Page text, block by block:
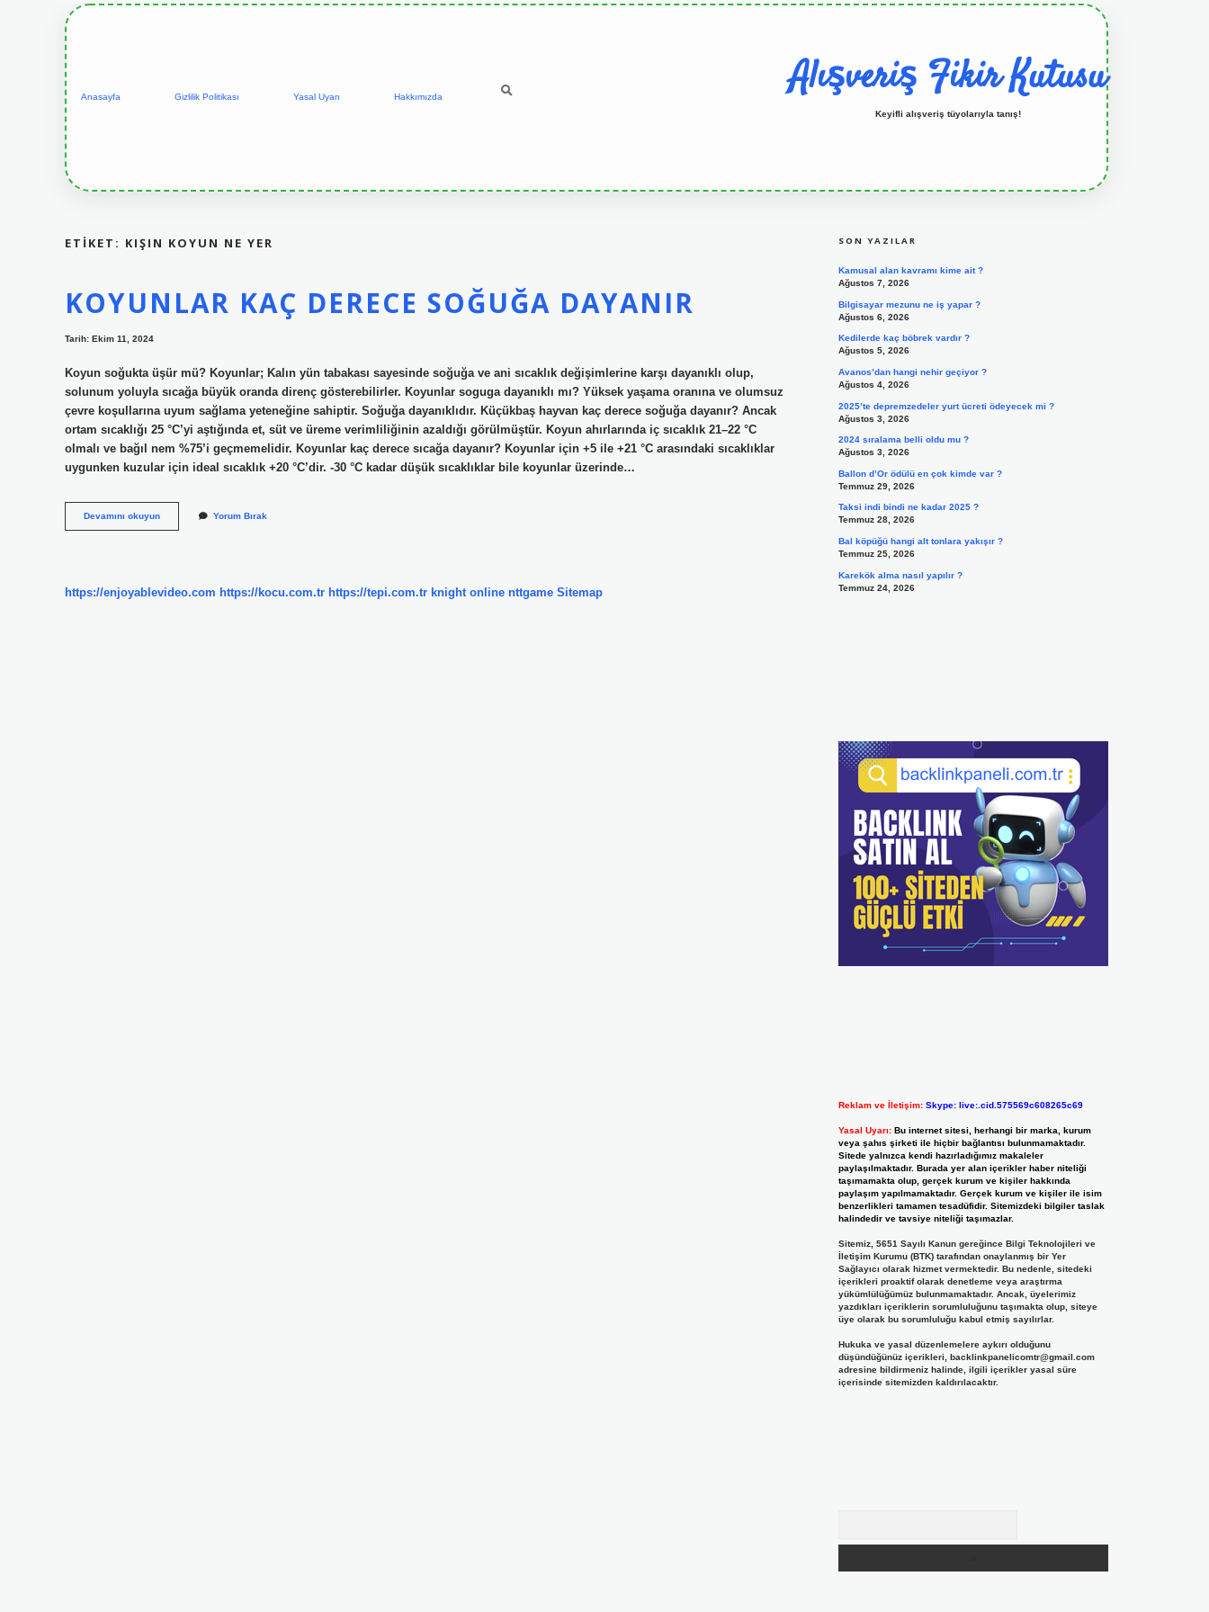
Anasayfa Gizlilik Politikası Yasal Uyarı Hakkımızda Alışveriş Fikir Kutusu
Keyifli alışveriş tüyolarıyla tanış!
ETIKET: KIŞIN KOYUN NE YER
KOYUNLAR KAÇ DERECE SOĞUĞA DAYANIR
Tarih: Ekim 11, 2024
Koyun soğukta üşür mü? Koyunlar; Kalın yün tabakası sayesinde soğuğa ve ani sıcaklık değişimlerine karşı dayanıklı olup,
solunum yoluyla sıcağa büyük oranda direnç gösterebilirler. Koyunlar soguga dayanıklı mı? Yüksek yaşama oranına ve olumsuz
çevre koşullarına uyum sağlama yeteneğine sahiptir. Soğuğa dayanıklıdır. Küçükbaş hayvan kaç derece soğuğa dayanır? Ancak
ortam sıcaklığı 25 °C’yi aştığında et, süt ve üreme verimliliğinin azaldığı görülmüştür. Koyun ahırlarında iç sıcaklık 21–22 °C
olmalı ve bağıl nem %75’i geçmemelidir. Koyunlar kaç derece sıcağa dayanır? Koyunlar için +5 ile +21 °C arasındaki sıcaklıklar
uygunken kuzular için ideal sıcaklık +20 °C’dir. -30 °C kadar düşük sıcaklıklar bile koyunlar üzerinde…
Devamını okuyunKoyunlar
Kaç
Yorum Bırak
https://enjoyablevideo.com https://kocu.com.tr https://tepi.com.tr knight online nttgame Sitemap
SON YAZILAR
Kamusal alan kavramı kime ait ?
Ağustos 7, 2026
Bilgisayar mezunu ne iş yapar ?
Ağustos 6, 2026
Kedilerde kaç böbrek vardır ?
Ağustos 5, 2026
Avanos’dan hangi nehir geçiyor ?
Ağustos 4, 2026
2025’te depremzedeler yurt ücreti ödeyecek mi ?
Ağustos 3, 2026
2024 sıralama belli oldu mu ?
Ağustos 3, 2026
Ballon d’Or ödülü en çok kimde var ?
Temmuz 29, 2026
Taksi indi bindi ne kadar 2025 ?
Temmuz 28, 2026
Bal köpüğü hangi alt tonlara yakışır ?
Temmuz 25, 2026
Karekök alma nasıl yapılır ?
Temmuz 24, 2026
Reklam ve İletişim: Skype: live:.cid.575569c608265c69
Yasal Uyarı: Bu internet sitesi, herhangi bir marka, kurum
veya şahıs şirketi ile hiçbir bağlantısı bulunmamaktadır.
Sitede yalnızca kendi hazırladığımız makaleler
paylaşılmaktadır. Burada yer alan içerikler haber niteliği
taşımamakta olup, gerçek kurum ve kişiler hakkında
paylaşım yapılmamaktadır. Gerçek kurum ve kişiler ile isim
benzerlikleri tamamen tesadüfidir. Sitemizdeki bilgiler taslak
halindedir ve tavsiye niteliği taşımazlar.
Sitemiz, 5651 Sayılı Kanun gereğince Bilgi Teknolojileri ve
İletişim Kurumu (BTK) tarafından onaylanmış bir Yer
Sağlayıcı olarak hizmet vermektedir. Bu nedenle, sitedeki
içerikleri proaktif olarak denetleme veya araştırma
yükümlülüğümüz bulunmamaktadır. Ancak, üyelerimiz
yazdıkları içeriklerin sorumluluğunu taşımakta olup, siteye
üye olarak bu sorumluluğu kabul etmiş sayılırlar.
Hukuka ve yasal düzenlemelere aykırı olduğunu
düşündüğünüz içerikleri, backlinkpanelicomtr@gmail.com
adresine bildirmeniz halinde, ilgili içerikler yasal süre
içerisinde sitemizden kaldırılacaktır.